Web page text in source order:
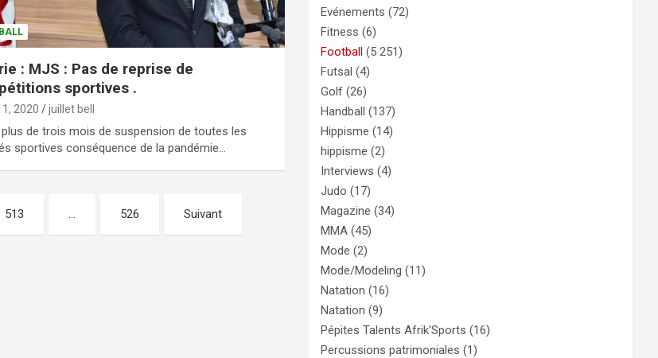
: MJS : Pas de reprise de
sportives .
2020 juillet bell
de trois mois de suspension de toutes les
sportives conséquence de la pandémie…
513 … 526 Suivant
Evénements (72)
Fitness (6)
Football (5 251)
Futsal (4)
Golf (26)
Handball (137)
Hippisme (14)
hippisme (2)
Interviews (4)
Judo (17)
Magazine (34)
MMA (45)
Mode (2)
Mode/Modeling (11)
Natation (16)
Natation (9)
Pépites Talents Afrik'Sports (16)
Percussions patrimoniales (1)